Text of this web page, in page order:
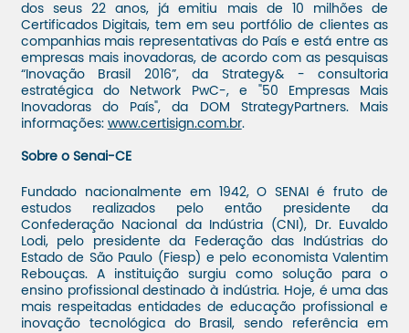
dos seus 22 anos, já emitiu mais de 10 milhões de
Certificados Digitais, tem em seu portfólio de clientes as
companhias mais representativas do País e está entre as
empresas mais inovadoras, de acordo com as pesquisas
“Inovação Brasil 2016”, da Strategy& - consultoria
estratégica do Network PwC-, e "50 Empresas Mais
Inovadoras do País", da DOM StrategyPartners. Mais
informações: www.certisign.com.br.
Sobre o Senai-CE
Fundado nacionalmente em 1942, O SENAI é fruto de
estudos realizados pelo então presidente da
Confederação Nacional da Indústria (CNI), Dr. Euvaldo
Lodi, pelo presidente da Federação das Indústrias do
Estado de São Paulo (Fiesp) e pelo economista Valentim
Rebouças. A instituição surgiu como solução para o
ensino profissional destinado à indústria. Hoje, é uma das
mais respeitadas entidades de educação profissional e
inovação tecnológica do Brasil, sendo referência em